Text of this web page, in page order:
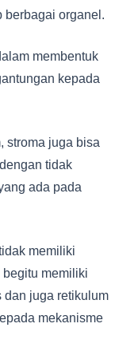
berbagai organel.
membentuk
kepada
stroma juga bisa
tidak
ada pada
memiliki
memiliki
dan juga retikulum
mekanisme